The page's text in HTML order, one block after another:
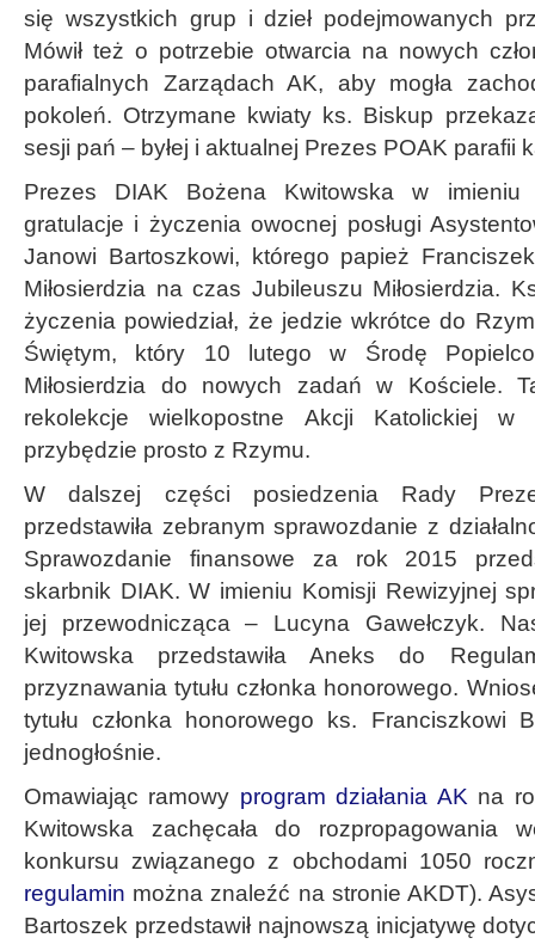
się wszystkich grup i dzieł podejmowanych
Mówił też o potrzebie otwarcia na nowych
parafialnych Zarządach AK, aby mogła
pokoleń. Otrzymane kwiaty ks. Biskup
sesji pań – byłej i aktualnej Prezes POAK parafii
Prezes DIAK Bożena Kwitowska w imieniu
gratulacje i życzenia owocnej posługi
Janowi Bartoszkowi, którego papież
Miłosierdzia na czas Jubileuszu Miłosierdzia.
życzenia powiedział, że jedzie wkrótce do
Świętym, który 10 lutego w Środę
Miłosierdzia do nowych zadań w Kościele.
rekolekcje wielkopostne Akcji Katolickiej
przybędzie prosto z Rzymu.
W dalszej części posiedzenia Rady
przedstawiła zebranym sprawozdanie z
Sprawozdanie finansowe za rok 2015
skarbnik DIAK. W imieniu Komisji Rewizyjnej
jej przewodnicząca – Lucyna Gawełczyk.
Kwitowska przedstawiła Aneks do
przyznawania tytułu członka honorowego.
tytułu członka honorowego ks. Franciszkowi
jednogłośnie.
Omawiając ramowy program działania AK na
Kwitowska zachęcała do rozpropagowania
konkursu związanego z obchodami 1050
regulamin można znaleźć na stronie AKDT).
Bartoszek przedstawił najnowszą inicjatywę